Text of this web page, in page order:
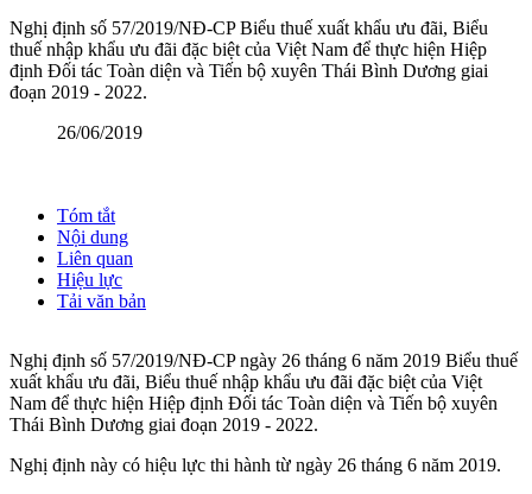
Nghị định số 57/2019/NĐ-CP Biểu thuế xuất khẩu ưu đãi, Biểu
thuế nhập khẩu ưu đãi đặc biệt của Việt Nam để thực hiện Hiệp
định Đối tác Toàn diện và Tiến bộ xuyên Thái Bình Dương giai
đoạn 2019 - 2022.
26/06/2019
Tóm tắt
Nội dung
Liên quan
Hiệu lực
Tải văn bản
Nghị định số 57/2019/NĐ-CP ngày 26 tháng 6 năm 2019 Biểu thuế
xuất khẩu ưu đãi, Biểu thuế nhập khẩu ưu đãi đặc biệt của Việt
Nam để thực hiện Hiệp định Đối tác Toàn diện và Tiến bộ xuyên
Thái Bình Dương giai đoạn 2019 - 2022.
Nghị định này có hiệu lực thi hành từ ngày 26 tháng 6 năm 2019.